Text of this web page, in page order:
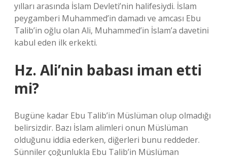
yılları arasında İslam Devleti’nin halifesiydi. İslam
peygamberi Muhammed’in damadı ve amcası Ebu
Talib’in oğlu olan Ali, Muhammed’in İslam’a davetini
kabul eden ilk erkekti.
Hz. Ali’nin babası iman etti
mi?
Bugüne kadar Ebu Talib’in Müslüman olup olmadığı
belirsizdir. Bazı İslam alimleri onun Müslüman
olduğunu iddia ederken, diğerleri bunu reddeder.
Sünniler çoğunlukla Ebu Talib’in Müslüman